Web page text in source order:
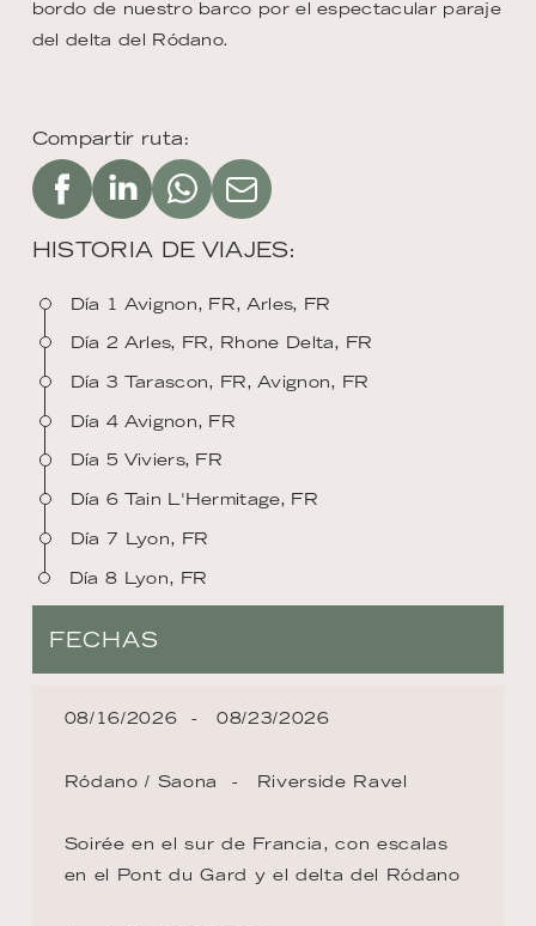
Compartir ruta:
HISTORIA DE VIAJES:
Día 1 Avignon, FR, Arles, FR
Día 2 Arles, FR, Rhone Delta, FR
Día 3 Tarascon, FR, Avignon, FR
Día 4 Avignon, FR
Día 5 Viviers, FR
Día 6 Tain L'Hermitage, FR
Día 7 Lyon, FR
Día 8 Lyon, FR
bordo de nuestro barco por el espectacular paraje
del delta del Ródano.
FECHAS
08/16/2026 08/23/2026
Ródano / Saona Riverside Ravel
Soirée en el sur de Francia, con escalas
en el Pont du Gard y el delta del Ródano